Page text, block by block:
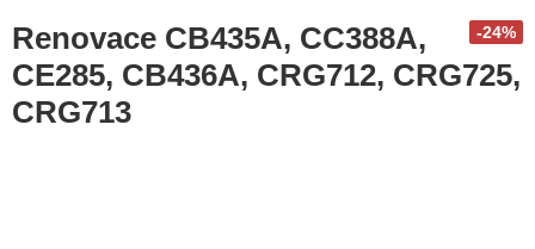
-24%
Renovace CB435A, CC388A,
CE285, CB436A, CRG712, CRG725,
CRG713